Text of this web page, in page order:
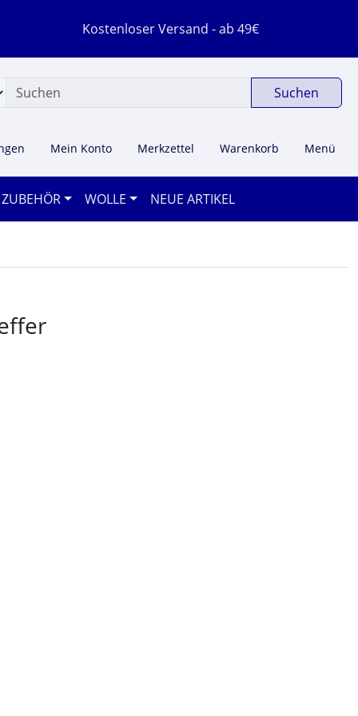
Kostenloser Versand - ab 49€
Suchen
Mein Konto Merkzettel Warenkorb Menü
ZUBEHÖR WOLLE NEUE ARTIKEL